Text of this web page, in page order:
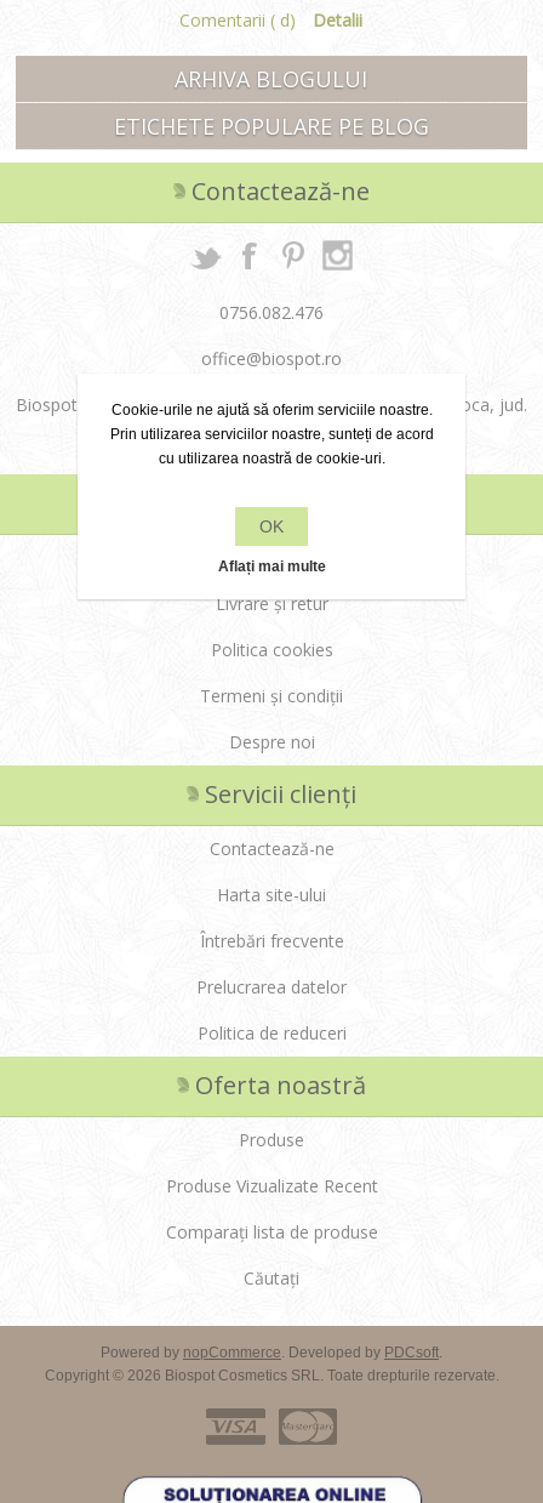
Comentarii ( d)
Detalii
ARHIVA BLOGULUI
ETICHETE POPULARE PE BLOG
Contactează-ne
0756.082.476
office@biospot.ro
Biospot Cosmetics SRL, Str. Aurel Vlaicu, nr. 36, Cluj-Napoca, jud.
Cluj
Informații
Modalități de plată
Livrare și retur
Politica cookies
Termeni și condiții
Despre noi
Servicii clienți
Contactează-ne
Harta site-ului
Întrebări frecvente
Prelucrarea datelor
Politica de reduceri
Oferta noastră
Produse
Produse Vizualizate Recent
Comparați lista de produse
Căutați
Powered by nopCommerce. Developed by PDCsoft.
Copyright © 2026 Biospot Cosmetics SRL. Toate drepturile rezervate.
Cookie-urile ne ajută să oferim serviciile noastre.
Prin utilizarea serviciilor noastre, sunteți de acord
cu utilizarea noastră de cookie-uri.
OK
Aflați mai multe